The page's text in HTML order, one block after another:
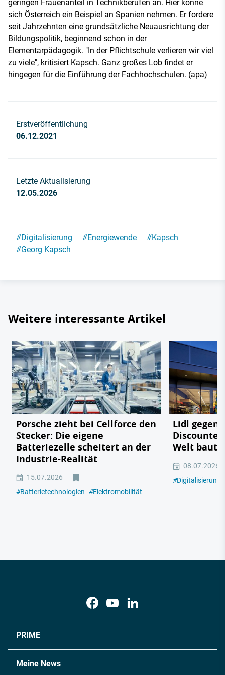
geringen Frauenanteil in Technikberufen an. Hier könne
sich Österreich ein Beispiel an Spanien nehmen. Er fordere
seit Jahrzehnten eine grundsätzliche Neuausrichtung der
Bildungspolitik, beginnend schon in der
Elementarpädagogik. "In der Pflichtschule verlieren wir viel
zu viele", kritisiert Kapsch. Ganz großes Lob findet er
hingegen für die Einführung der Fachhochschulen. (apa)
Erstveröffentlichung
06.12.2021
Letzte Aktualisierung
12.05.2026
#Digitalisierung #Energiewende #Kapsch
#Georg Kapsch
Weitere interessante Artikel
Porsche zieht bei Cellforce den
Stecker: Die eigene
Batteriezelle scheitert an der
Industrie-Realität
15.07.2026
#Batterietechnologien #Elektromobilität
Lidl gegen
Discounter
Welt baut
08.07.2026
#Digitalisierung
PRIME
Meine News